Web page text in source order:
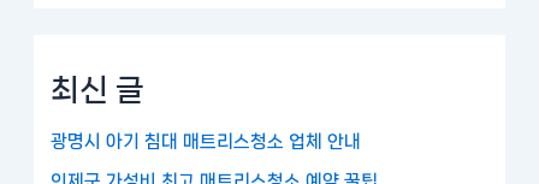
최신 글
광명시 아기 침대 매트리스청소 업체 안내